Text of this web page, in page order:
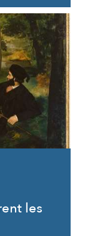
les